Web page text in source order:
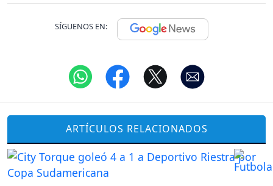
SÍGUENOS EN:
ARTÍCULOS RELACIONADOS